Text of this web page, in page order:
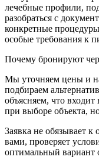
лечебные профили,
разобраться с
конкретные
особые требования к
Почему бронируют
Мы уточняем цены и
подбираем
объясняем, что
при выборе объекта,
Заявка не обязывает к
вами, проверяет
оптимальный вариант